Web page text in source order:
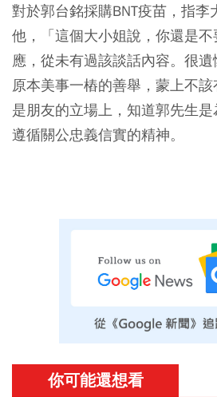
對於郭台銘採購BNT疫苗，指李
他，「這個大小姐說，你還是
應，從未有過該談話內容。很
原本美事一樁的善舉，蒙上不
是朋友的立場上，知道郭先生
遵循關公忠義信實的精神。